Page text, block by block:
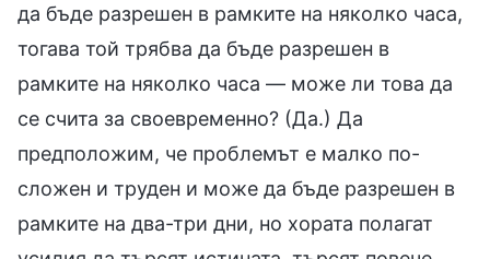
да бъде разрешен в рамките на няколко часа,
тогава той трябва да бъде разрешен в
рамките на няколко часа — може ли това да
се счита за своевременно? (Да.) Да
предположим, че проблемът е малко по-
сложен и труден и може да бъде разрешен в
рамките на два-три дни, но хората полагат